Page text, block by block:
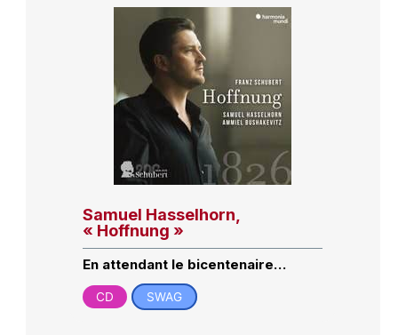
Samuel Hasselhorn,
« Hoffnung »
En attendant le bicentenaire…
CD SWAG